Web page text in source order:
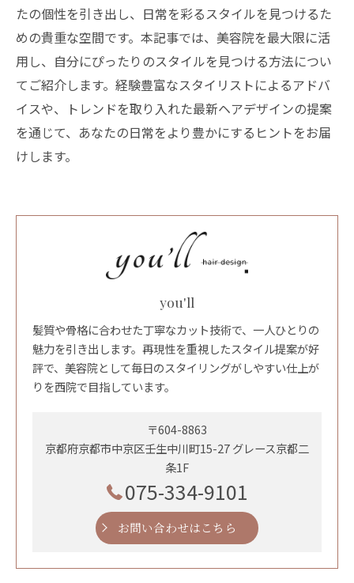
たの個性を引き出し、日常を彩るスタイルを見つけるた
めの貴重な空間です。本記事では、美容院を最大限に活
用し、自分にぴったりのスタイルを見つける方法につい
てご紹介します。経験豊富なスタイリストによるアドバ
イスや、トレンドを取り入れた最新ヘアデザインの提案
を通じて、あなたの日常をより豊かにするヒントをお届
けします。
you'll
髪質や骨格に合わせた丁寧なカット技術で、一人ひとりの
魅力を引き出します。再現性を重視したスタイル提案が好
評で、美容院として毎日のスタイリングがしやすい仕上が
りを西院で目指しています。
〒604-8863
京都府京都市中京区壬生中川町15-27 グレース京都二
条1F
075-334-9101
お問い合わせはこちら